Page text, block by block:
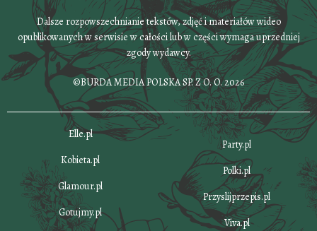
Dalsze rozpowszechnianie tekstów, zdjęć i materiałów wideo
opublikowanych w serwisie w całości lub w części wymaga uprzedniej
zgody wydawcy.
©BURDA MEDIA POLSKA SP. Z O. O. 2026
Elle.pl
Kobieta.pl
Glamour.pl
Gotujmy.pl
Party.pl
Polki.pl
Przyslijprzepis.pl
Viva.pl